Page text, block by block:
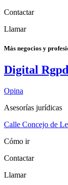
Contactar
Llamar
Más negocios y
Digital Rgpd
Opina
Asesorías jurídicas
Calle Concejo de
Cómo ir
Contactar
Llamar